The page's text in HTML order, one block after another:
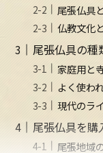
尾張仏具
仏教文化
尾張仏具の種
家庭用と
よく使わ
現代のラ
尾張仏具を購
尾張地域